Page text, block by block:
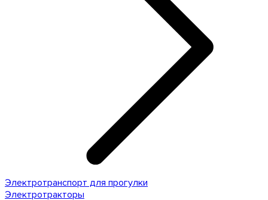
Электротранспорт для прогулки
Электротракторы